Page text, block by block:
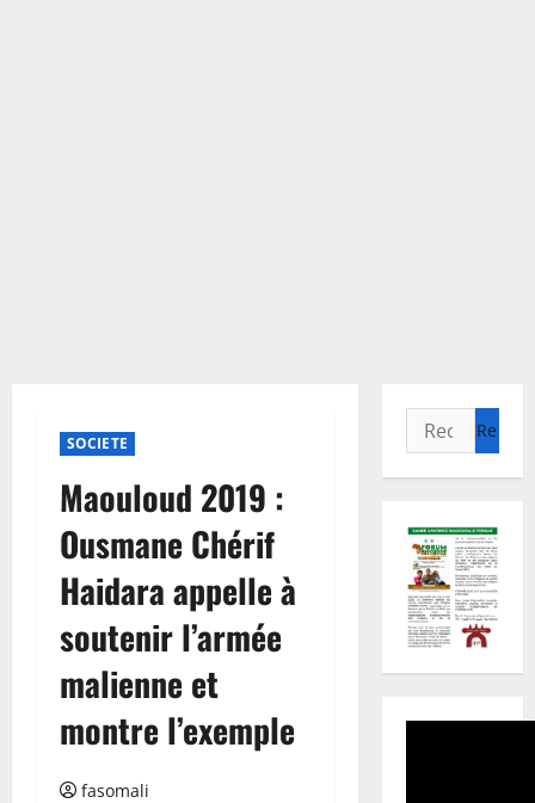
SOCIETE
Maouloud 2019 :
Ousmane Chérif
Haidara appelle à
soutenir l’armée
malienne et
montre l’exemple
fasomali
Rechercher :